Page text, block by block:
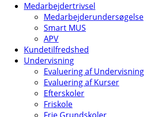
Medarbejdertrivsel
Medarbejderundersøgelse
Smart MUS
APV
Kundetilfredshed
Undervisning
Evaluering af Undervisning
Evaluering af Kurser
Efterskoler
Friskole